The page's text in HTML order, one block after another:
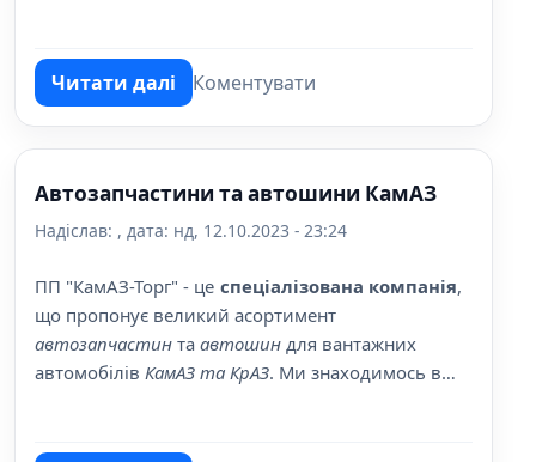
Читати даліпро Станція техобслуговування Рено,
Коментувати
Автозапчастини та автошини КамАЗ
Надіслав: , дата: нд, 12.10.2023 - 23:24
ПП "КамАЗ-Торг" - це спеціалізована компанія,
що пропонує великий асортимент
автозапчастин та автошин для вантажних
автомобілів КамАЗ та КрАЗ. Ми знаходимось в